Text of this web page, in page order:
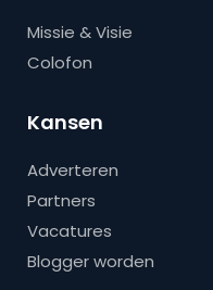
Missie & Visie
Colofon
Kansen
Adverteren
Partners
Vacatures
Blogger worden